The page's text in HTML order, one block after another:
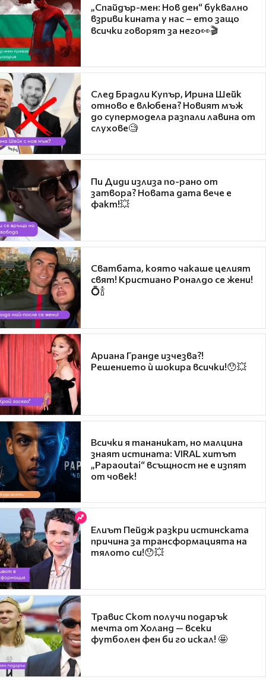
„Спайдър-мен: Нов ден“ буквално
взриви кината у нас – ето защо
всички говорят за него👀🎬
След Брадли Купър, Ирина Шейк
отново е влюбена? Новият мъж
до супермодела разпали лавина от
слухове🧐
Пи Диди излиза по-рано от
затвора? Новата дата вече е
факт!💥
Сватбата, която чакаше целият
свят! Кристиано Роналдо се жени!
💍🍾
Ариана Гранде изчезва?!
Решението ѝ шокира всички!😯💥
Всички я тананикат, но малцина
знаят истината: VIRAL хитът
„Papaoutai“ всъщност не е изпят
от човек!
Елиът Пейдж разкри истинската
причина за трансформацията на
тялото си!😯💥
Травис Скот получи подарък
мечта от Холанд — всеки
футболен фен би го искал! 🤩